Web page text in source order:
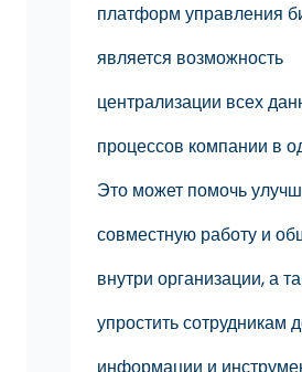
платформ управления
является возможность
централизации всех
процессов компании в
Это может помочь
совместную работу и
внутри организации, а
упростить сотрудникам